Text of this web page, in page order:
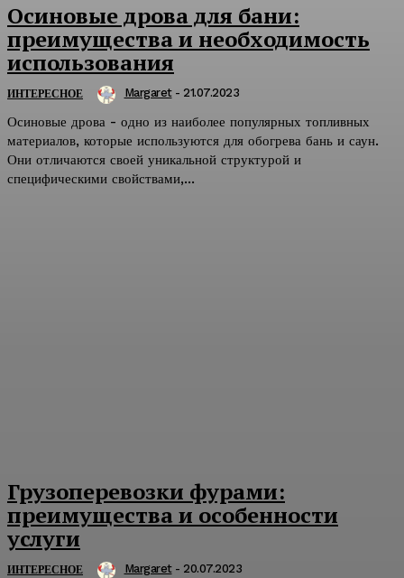
Осиновые дрова для бани:
преимущества и необходимость
использования
ИНТЕРЕСНОЕ Margaret - 21.07.2023
Осиновые дрова - одно из наиболее популярных топливных
материалов, которые используются для обогрева бань и саун.
Они отличаются своей уникальной структурой и
специфическими свойствами,...
Грузоперевозки фурами:
преимущества и особенности
услуги
ИНТЕРЕСНОЕ Margaret - 20.07.2023